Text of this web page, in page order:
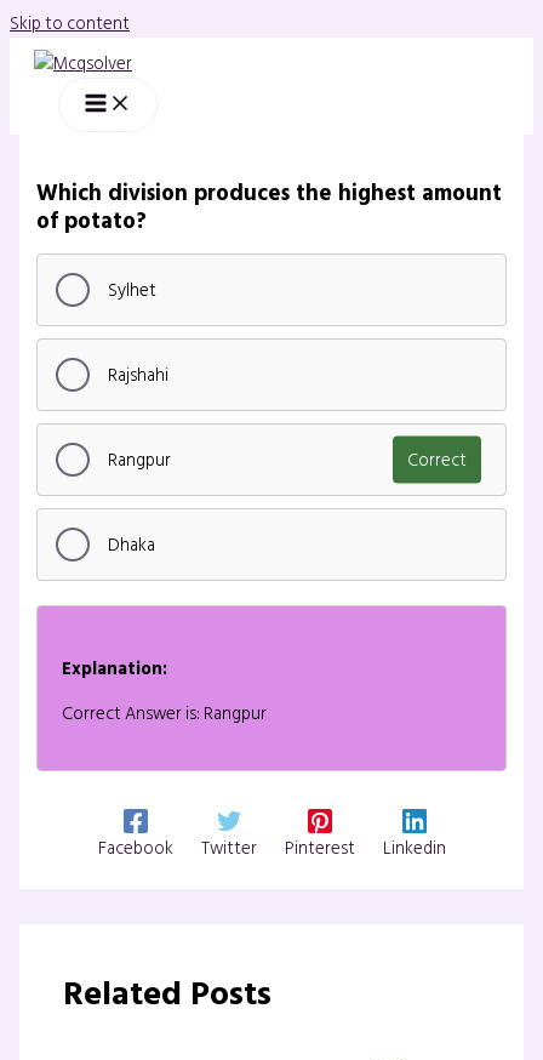
Skip to content
Which division produces the highest amount
of potato?
Sylhet
Rajshahi
Rangpur Correct
Dhaka
Explanation:
Correct Answer is: Rangpur
Facebook Twitter Pinterest Linkedin
Related Posts